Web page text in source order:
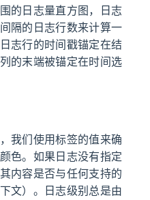
的日志量直方图，日志
隔的日志行数来计算一
志行的时间戳锚定在结
的末端被锚定在时间选
我们使用标签的值来确
色。如果日志没有指定
内容是否与任何支持的
文）。日志级别总是由